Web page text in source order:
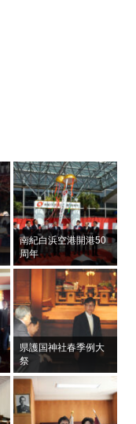
南紀白浜空港開港50
周年
県護国神社春季例大
祭